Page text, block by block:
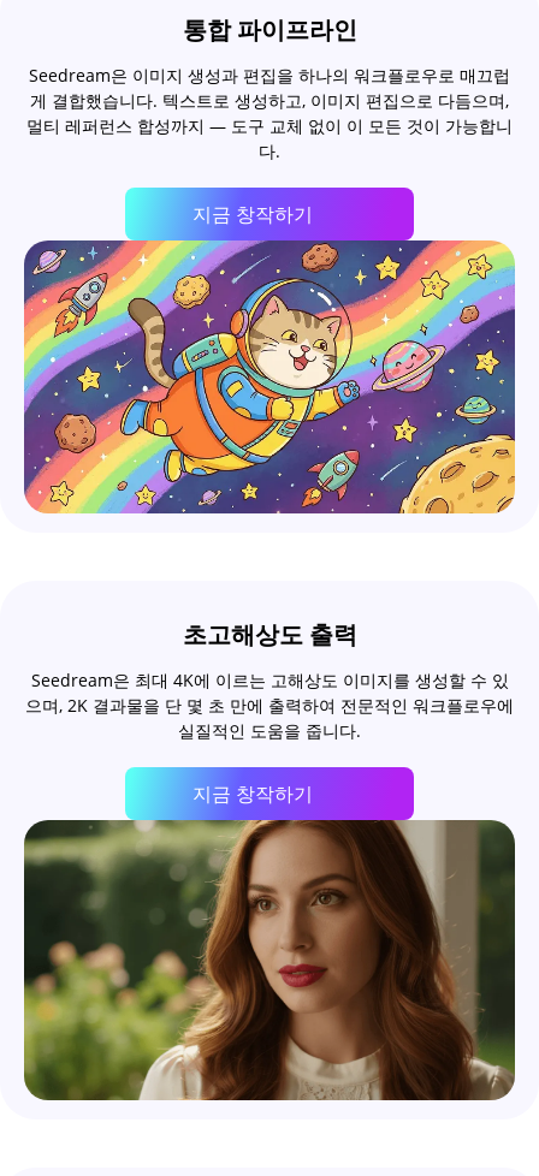
통합 파이프라인
Seedream은 이미지 생성과 편집을 하나의 워크플로우로 매끄럽
게 결합했습니다. 텍스트로 생성하고, 이미지 편집으로 다듬으며,
멀티 레퍼런스 합성까지 — 도구 교체 없이 이 모든 것이 가능합니
다.
지금 창작하기
초고해상도 출력
Seedream은 최대 4K에 이르는 고해상도 이미지를 생성할 수 있
으며, 2K 결과물을 단 몇 초 만에 출력하여 전문적인 워크플로우에
실질적인 도움을 줍니다.
지금 창작하기